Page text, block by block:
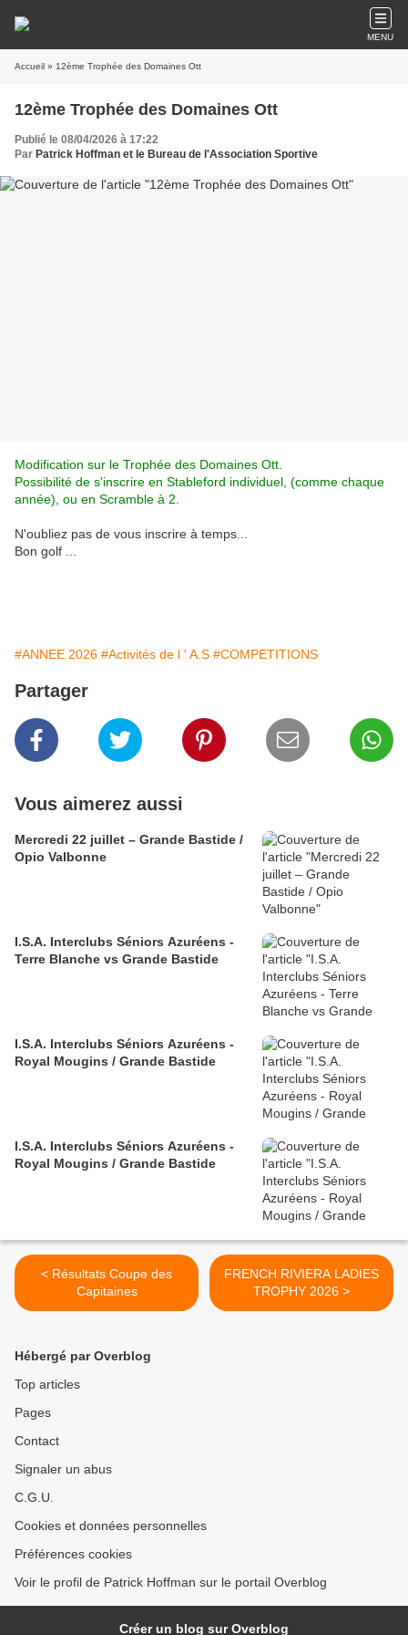
MENU
Accueil » 12ème Trophée des Domaines Ott
12ème Trophée des Domaines Ott
Publié le 08/04/2026 à 17:22
Par Patrick Hoffman et le Bureau de l'Association Sportive
Modification sur le Trophée des Domaines Ott.
Possibilité de s'inscrire en Stableford individuel, (comme chaque
année), ou en Scramble à 2.
N'oubliez pas de vous inscrire à temps...
Bon golf ...
#ANNEE 2026 #Activités de l ' A.S #COMPETITIONS
Partager
Vous aimerez aussi
Mercredi 22 juillet – Grande Bastide /
Opio Valbonne
I.S.A. Interclubs Séniors Azuréens -
Terre Blanche vs Grande Bastide
I.S.A. Interclubs Séniors Azuréens -
Royal Mougins / Grande Bastide
I.S.A. Interclubs Séniors Azuréens -
Royal Mougins / Grande Bastide
< Résultats Coupe des
Capitaines
FRENCH RIVIERA LADIES
TROPHY 2026 >
Hébergé par Overblog
Top articles
Pages
Contact
Signaler un abus
C.G.U.
Cookies et données personnelles
Préférences cookies
Voir le profil de Patrick Hoffman sur le portail Overblog
Créer un blog sur Overblog